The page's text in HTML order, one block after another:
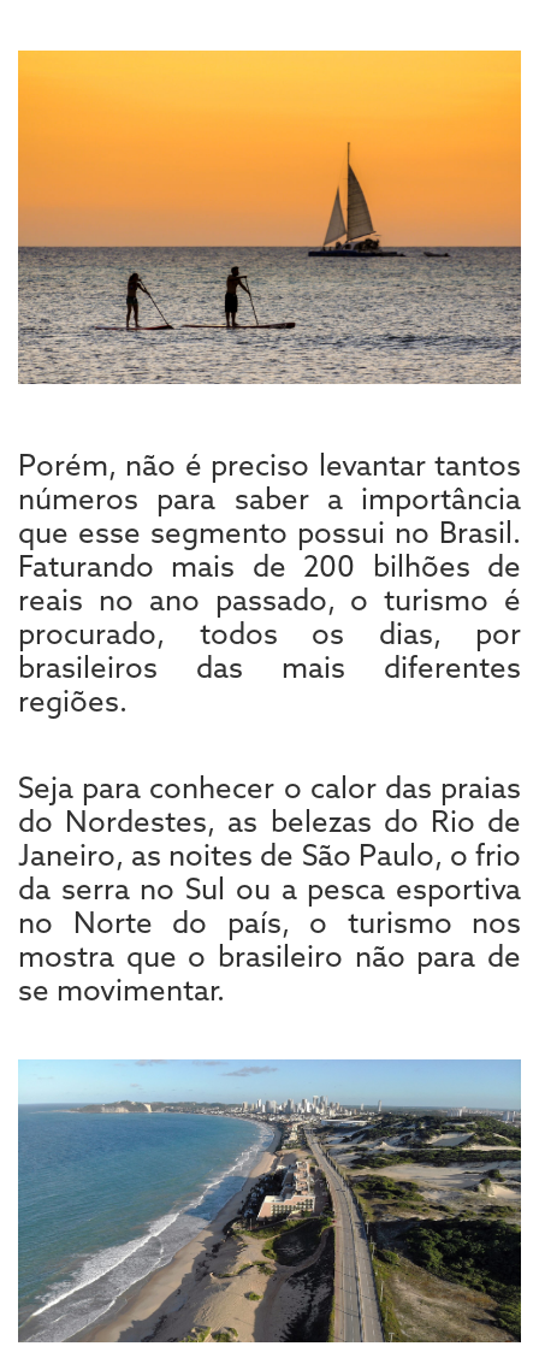
Porém, não é preciso levantar tantos
números para saber a importância
que esse segmento possui no Brasil.
Faturando mais de 200 bilhões de
reais no ano passado, o turismo é
procurado, todos os dias, por
brasileiros das mais diferentes
regiões.
Seja para conhecer o calor das praias
do Nordestes, as belezas do Rio de
Janeiro, as noites de São Paulo, o frio
da serra no Sul ou a pesca esportiva
no Norte do país, o turismo nos
mostra que o brasileiro não para de
se movimentar.